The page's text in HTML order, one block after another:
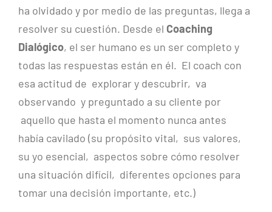
ha olvidado y por medio de las preguntas, llega a
resolver su cuestión. Desde el Coaching
Dialógico, el ser humano es un ser completo y
todas las respuestas están en él. El coach con
esa actitud de explorar y descubrir, va
observando y preguntado a su cliente por
aquello que hasta el momento nunca antes
había cavilado (su propósito vital, sus valores,
su yo esencial, aspectos sobre cómo resolver
una situación difícil, diferentes opciones para
tomar una decisión importante, etc.)